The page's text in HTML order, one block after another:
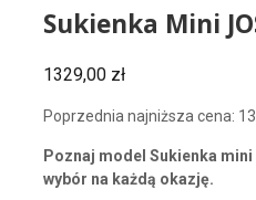
Sukienka Mini
1329,00 zł
Poprzednia najniższa cena:
Poznaj model Sukienka mini
wybór na każdą okazję.